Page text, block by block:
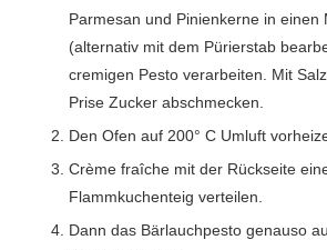
Parmesan und Pinienkerne in einen
(alternativ mit dem Pürierstab
cremigen Pesto verarbeiten. Mit
Prise Zucker abschmecken.
Den Ofen auf 200° C Umluft
Crème fraîche mit der Rückseite eines Löffels auf dem
Flammkuchenteig verteilen.
Dann das Bärlauchpesto genauso auf der Lage Crème